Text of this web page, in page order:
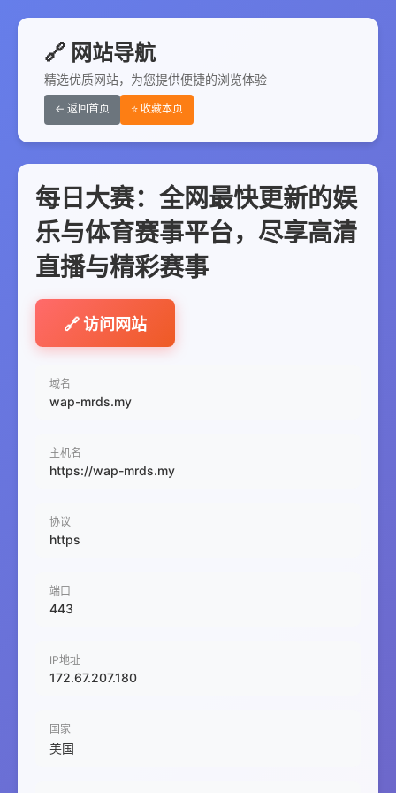
🔗 网站导航
精选优质网站，为您提供便捷的浏览体验
← 返回首页 ⭐ 收藏本页
每日大赛：全网最快更新的娱
乐与体育赛事平台，尽享高清
直播与精彩赛事
🔗 访问网站
域名
wap-mrds.my
主机名
https://wap-mrds.my
协议
https
端口
443
IP地址
172.67.207.180
国家
美国